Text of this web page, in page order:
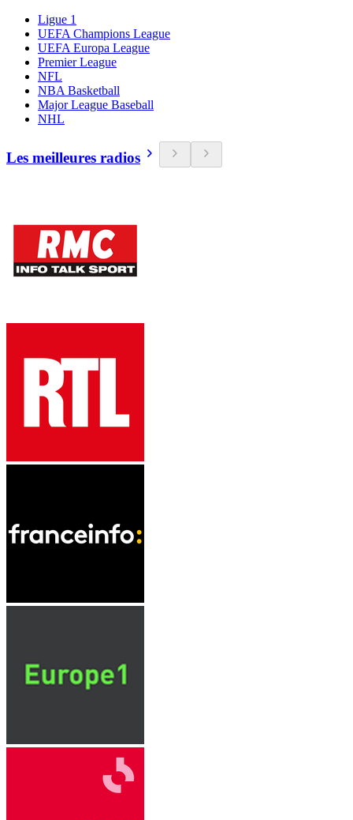
Ligue 1
UEFA Champions League
UEFA Europa League
Premier League
NFL
NBA Basketball
Major League Baseball
NHL
Les meilleures radios